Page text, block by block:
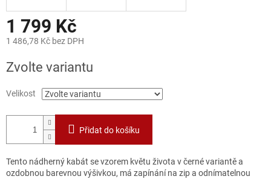
1 799 Kč
1 486,78 Kč bez DPH
cena:
Zvolte variantu
Velikost
Přidat do košíku
Tento nádherný kabát se vzorem květu života v černé variantě a
ozdobnou barevnou výšivkou, má zapínání na zip a odnímatelnou